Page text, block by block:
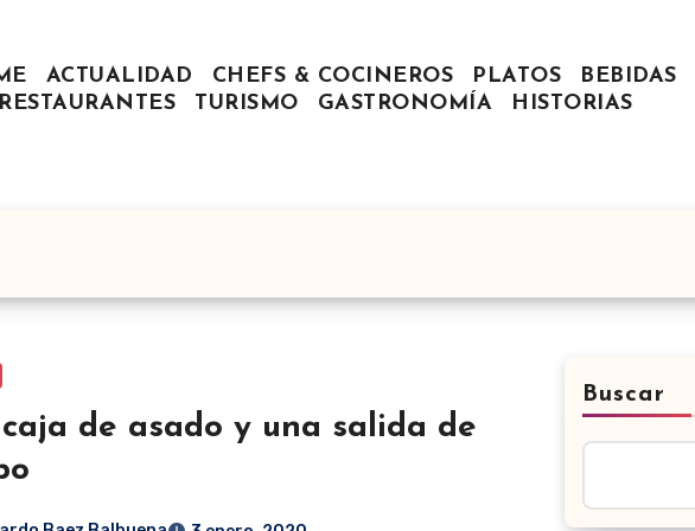
ACTUALIDAD CHEFS & COCINEROS PLATOS
BEBIDAS
RESTAURANTES
TURISMO GASTRONOMÍA HISTORIAS
de asado y una salida de
Buscar